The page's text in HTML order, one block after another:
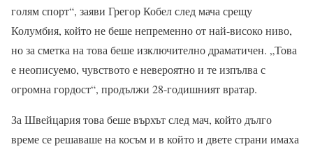
голям спорт“, заяви Грегор Кобел след мача срещу
Колумбия, който не беше непременно от най-високо ниво,
но за сметка на това беше изключително драматичен. „Това
е неописуемо, чувството е невероятно и те изпълва с
огромна гордост“, продължи 28-годишният вратар.
За Швейцария това беше върхът след мач, който дълго
време се решаваше на косъм и в който и двете страни имаха